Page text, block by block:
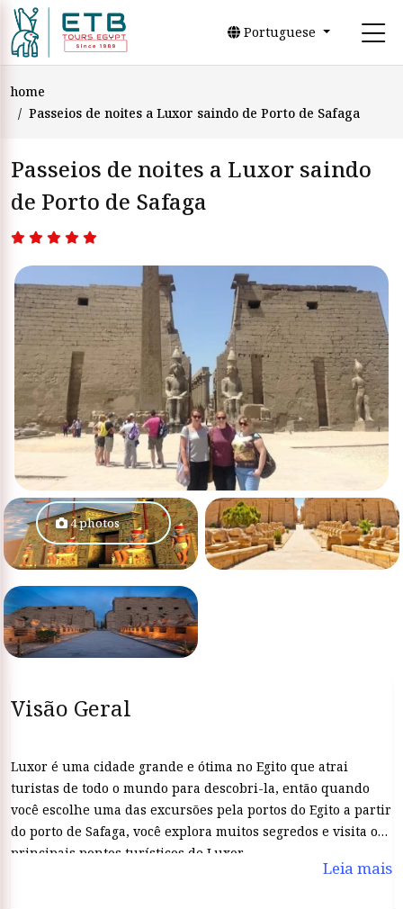
Portuguese
home
Passeios de noites a Luxor saindo de Porto de Safaga
Passeios de noites a Luxor saindo
de Porto de Safaga
4 photos
Visão Geral
Luxor é uma cidade grande e ótima no Egito que atrai
turistas de todo o mundo para descobri-la, então quando
você escolhe uma das excursões pela portos do Egito a partir
do porto de Safaga, você explora muitos segredos e visita os
principais pontos turísticos de Luxor.
Leia mais